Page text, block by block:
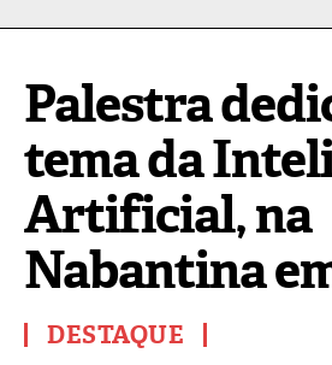
Palestra
tema da
Artificial, na
Nabantina
DESTAQUE